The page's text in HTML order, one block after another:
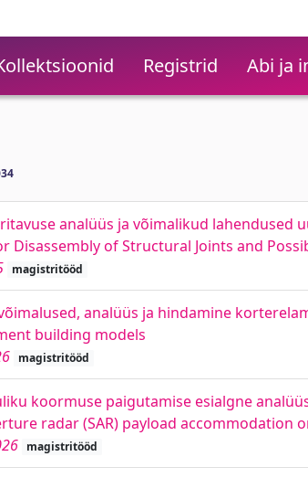
Registrid Abi ja
analüüs ja võimalikud
Disassembly of Structural Joints and
magistritööd
analüüs ja hindamine
building models
magistritööd
koormuse paigutamise esialgne
radar (SAR) payload accommodation
magistritööd